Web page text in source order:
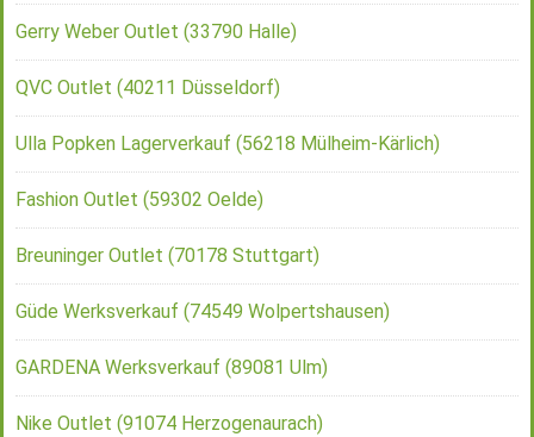
Gerry Weber Outlet (33790 Halle)
QVC Outlet (40211 Düsseldorf)
Ulla Popken Lagerverkauf (56218 Mülheim-Kärlich)
Fashion Outlet (59302 Oelde)
Breuninger Outlet (70178 Stuttgart)
Güde Werksverkauf (74549 Wolpertshausen)
GARDENA Werksverkauf (89081 Ulm)
Nike Outlet (91074 Herzogenaurach)